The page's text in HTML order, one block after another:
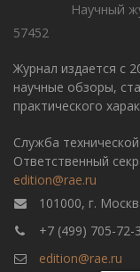
Научный
57452
Журнал издается с
научные обзоры,
практического
Служба
Ответственный
edition@rae.ru
101000, г.
+7 (499) 705-72-
edition@rae.ru